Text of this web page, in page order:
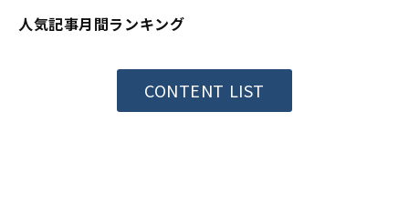
人気記事月間ランキング
CONTENT LIST